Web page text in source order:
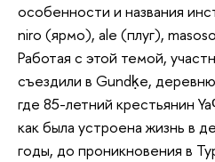
особенности и названия
niro (ярмо), ale (плуг),
Работая с этой темой,
съездили в Gundḳe,
где 85-летний крестьянин
как была устроена жизнь в
годы, до проникновения в